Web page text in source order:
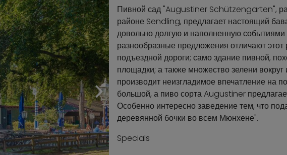
Пивной сад "Augustiner Schützengarten",
районе Sendling, предлагает настоящий
довольно долгую и наполненную
разнообразные предложения отличают этот
подъездной дороги; само здание пивной,
площадки; а также множество зелени
производит неизгладимое впечатление на
большой, а пиво сорта Augustiner
Особенно интересно заведение тем, что
деревянной бочки во всем Мюнхене".
Specials